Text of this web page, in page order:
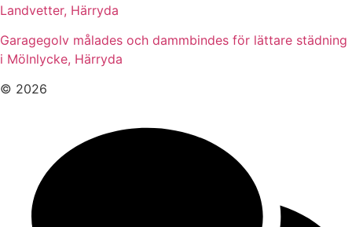
Landvetter, Härryda
Garagegolv målades och dammbindes för lättare städning
i Mölnlycke, Härryda
© 2026